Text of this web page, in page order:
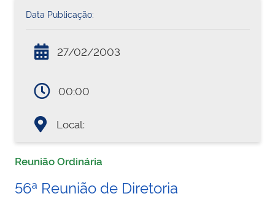
Data Publicação:
27/02/2003
00:00
Local:
Reunião Ordinária
56ª Reunião de Diretoria